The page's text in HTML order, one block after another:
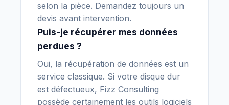
selon la pièce. Demandez toujours un
devis avant intervention.
Puis-je récupérer mes données
perdues ?
Oui, la récupération de données est un
service classique. Si votre disque dur
est défectueux, Fizz Consulting
possède certainement les outils logiciels